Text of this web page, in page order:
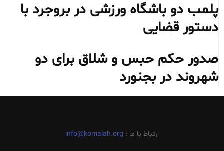
پلمب دو باشگاه ورزشی در بروجرد با
دستور قضایی
صدور حکم حبس و شلاق برای دو
شهروند در بجنورد
ارتباط با ما : info@komalah.org